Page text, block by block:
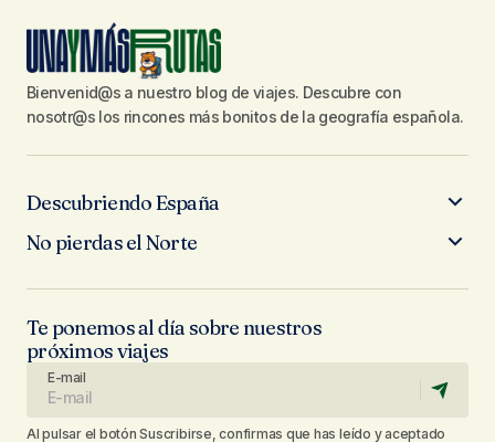
Bienvenid@s a nuestro blog de viajes. Descubre con
nosotr@s los rincones más bonitos de la geografía española.
Descubriendo España
No pierdas el Norte
Te ponemos al día sobre nuestros
próximos viajes
E-mail
Al pulsar el botón Suscribirse, confirmas que has leído y aceptado